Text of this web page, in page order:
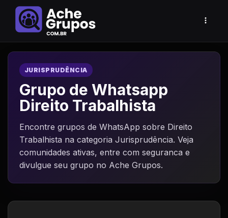
JURISPRUDÊNCIA
Grupo de Whatsapp
Direito Trabalhista
Encontre grupos de WhatsApp sobre Direito
Trabalhista na categoria Jurisprudência. Veja
comunidades ativas, entre com seguranca e
divulgue seu grupo no Ache Grupos.